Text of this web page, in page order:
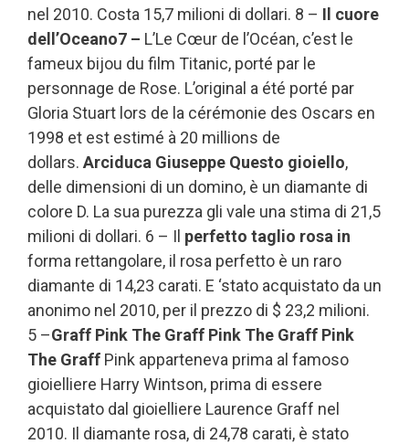
nel 2010. Costa 15,7 milioni di dollari. 8 – Il cuore
dell’Oceano7 – L’Le Cœur de l’Océan, c’est le
fameux bijou du film Titanic, porté par le
personnage de Rose. L’original a été porté par
Gloria Stuart lors de la cérémonie des Oscars en
1998 et est estimé à 20 millions de
dollars. Arciduca Giuseppe Questo gioiello,
delle dimensioni di un domino, è un diamante di
colore D. La sua purezza gli vale una stima di 21,5
milioni di dollari. 6 – Il perfetto taglio rosa in
forma rettangolare, il rosa perfetto è un raro
diamante di 14,23 carati. E ‘stato acquistato da un
anonimo nel 2010, per il prezzo di $ 23,2 milioni.
5 –Graff Pink The Graff Pink The Graff Pink
The Graff Pink apparteneva prima al famoso
gioielliere Harry Wintson, prima di essere
acquistato dal gioielliere Laurence Graff nel
2010. Il diamante rosa, di 24,78 carati, è stato